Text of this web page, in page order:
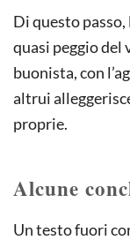
Di questo
quasi peggio del
buonista, con
altrui
proprie.
Alcune
Un testo fuori